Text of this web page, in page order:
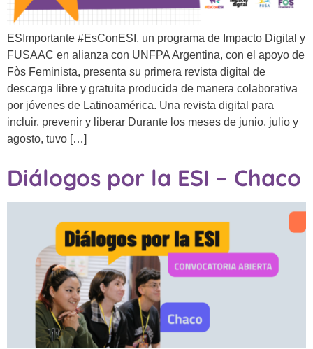
ESImportante #EsConESI, un programa de Impacto Digital y
FUSAAC en alianza con UNFPA Argentina, con el apoyo de
Fòs Feminista, presenta su primera revista digital de
descarga libre y gratuita producida de manera colaborativa
por jóvenes de Latinoamérica. Una revista digital para
incluir, prevenir y liberar Durante los meses de junio, julio y
agosto, tuvo […]
Diálogos por la ESI – Chaco